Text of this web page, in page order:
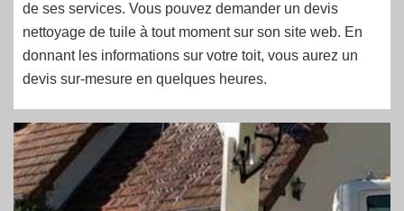
de ses services. Vous pouvez demander un devis
nettoyage de tuile à tout moment sur son site web. En
donnant les informations sur votre toit, vous aurez un
devis sur-mesure en quelques heures.